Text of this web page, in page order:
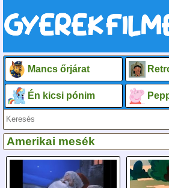
Mancs őrjárat
Én kicsi pónim
Amerikai mesék